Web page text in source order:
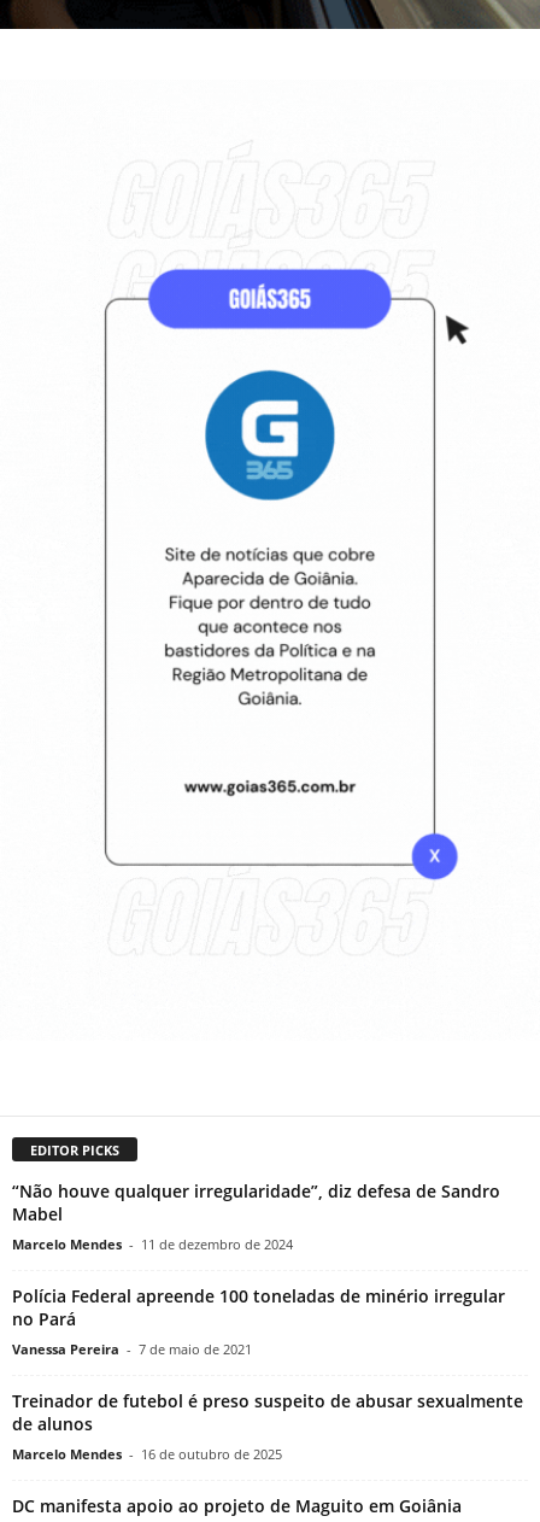
EDITOR PICKS
“Não houve qualquer irregularidade”, diz defesa de Sandro
Mabel
Marcelo Mendes - 11 de dezembro de 2024
Polícia Federal apreende 100 toneladas de minério irregular
no Pará
Vanessa Pereira - 7 de maio de 2021
Treinador de futebol é preso suspeito de abusar sexualmente
de alunos
Marcelo Mendes - 16 de outubro de 2025
DC manifesta apoio ao projeto de Maguito em Goiânia